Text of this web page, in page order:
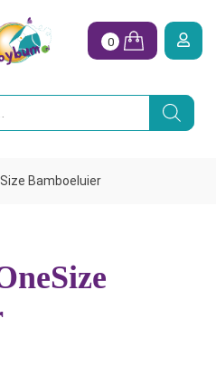
0
Bamboeluier